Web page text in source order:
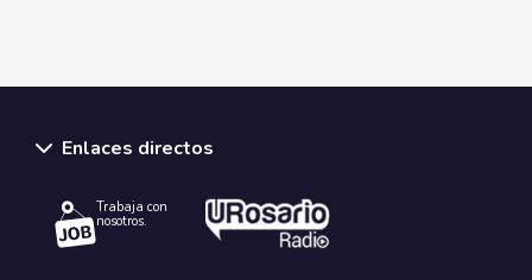
Enlaces directos
Trabaja con
nosotros.